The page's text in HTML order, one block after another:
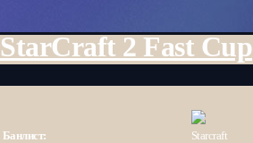
StarCraft 2 Fast Cup
Банлист: